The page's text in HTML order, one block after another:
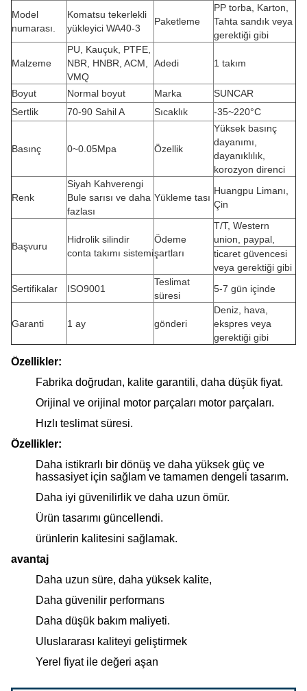
Model
numarası.
Komatsu tekerlekli
yükleyici WA40-3
Paketleme
PP torba, Karton,
Tahta sandık veya
gerektiği gibi
Malzeme
PU, Kauçuk, PTFE,
NBR, HNBR, ACM,
VMQ
Adedi 1 takım
Boyut Normal boyut Marka
SUNCAR
Sertlik
70-90 Sahil A Sıcaklık -35~220°C
Basınç 0~0.05Mpa Özellik
Yüksek basınç
dayanımı,
dayanıklılık,
korozyon direnci
Renk
Siyah Kahverengi
Bule sarısı ve daha
fazlası
Yükleme tası
Huangpu Limanı,
Çin
Başvuru
Hidrolik silindir
conta takımı sistemi
Ödeme
şartları
T/T, Western
union, paypal,
ticaret güvencesi
veya gerektiği gibi
Sertifikalar
ISO9001
Teslimat
süresi
5-7 gün içinde
Garanti 1 ay gönderi
Deniz, hava,
ekspres veya
gerektiği gibi
Özellikler:
Fabrika doğrudan, kalite garantili, daha düşük fiyat.
Orijinal ve orijinal motor parçaları motor parçaları.
Hızlı teslimat süresi.
Özellikler:
Daha istikrarlı bir dönüş ve daha yüksek güç ve
hassasiyet için sağlam ve tamamen dengeli tasarım.
Daha iyi güvenilirlik ve daha uzun ömür.
Ürün tasarımı güncellendi.
ürünlerin kalitesini sağlamak.
avantaj
Daha uzun süre, daha yüksek kalite,
Daha güvenilir performans
Daha düşük bakım maliyeti.
Uluslararası kaliteyi geliştirmek
Yerel fiyat ile değeri aşan